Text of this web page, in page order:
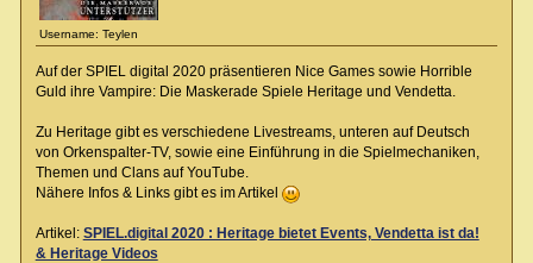
Username: Teylen
Auf der SPIEL digital 2020 präsentieren Nice Games sowie Horrible
Guld ihre Vampire: Die Maskerade Spiele Heritage und Vendetta.
Zu Heritage gibt es verschiedene Livestreams, unteren auf Deutsch
von Orkenspalter-TV, sowie eine Einführung in die Spielmechaniken,
Themen und Clans auf YouTube.
Nähere Infos & Links gibt es im Artikel
Artikel: SPIEL.digital 2020 : Heritage bietet Events, Vendetta ist da!
& Heritage Videos